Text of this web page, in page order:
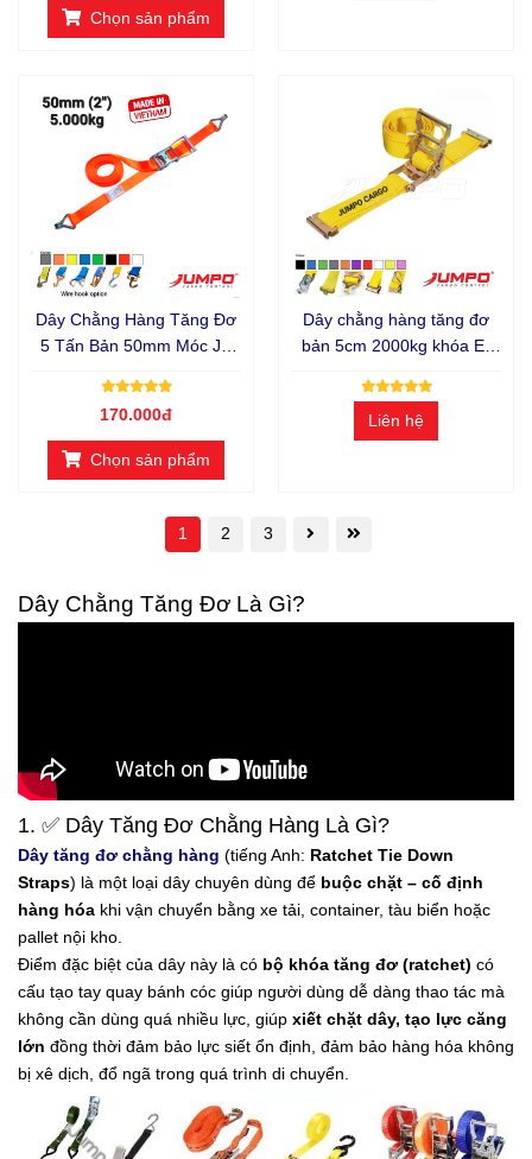
Chọn sản phẩm
Dây Chằng Hàng Tăng Đơ
5 Tấn Bản 50mm Móc J -
170.000đ
Chọn sản phẩm
Dây chằng hàng tăng đơ
bản 5cm 2000kg khóa E-
Liên hệ
1 2 3
Dây Chằng Tăng Đơ Là Gì?
1. ✅ Dây Tăng Đơ Chằng Hàng Là Gì?
Dây tăng đơ chằng hàng (tiếng Anh: Ratchet Tie Down
Straps) là một loại dây chuyên dùng để buộc chặt – cố định
hàng hóa khi vận chuyển bằng xe tải, container, tàu biển hoặc
pallet nội kho.
Điểm đặc biệt của dây này là có bộ khóa tăng đơ (ratchet) có
cấu tạo tay quay bánh cóc giúp người dùng dễ dàng thao tác mà
không cần dùng quá nhiều lực, giúp xiết chặt dây, tạo lực căng
lớn đồng thời đảm bảo lực siết ổn định, đảm bảo hàng hóa không
bị xê dịch, đổ ngã trong quá trình di chuyển.